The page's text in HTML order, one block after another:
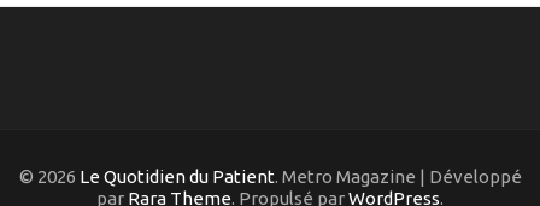
© 2026 Le Quotidien du Patient. Metro Magazine | Développé
par Rara Theme. Propulsé parWordPress.